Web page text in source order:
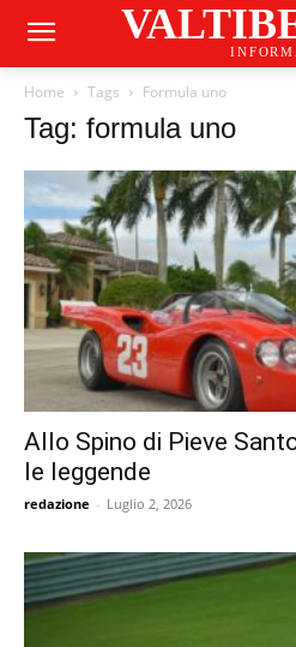
Home Tags Formula uno
Tag: formula uno
Allo Spino di Pieve
le leggende
redazione - Luglio 2, 2026